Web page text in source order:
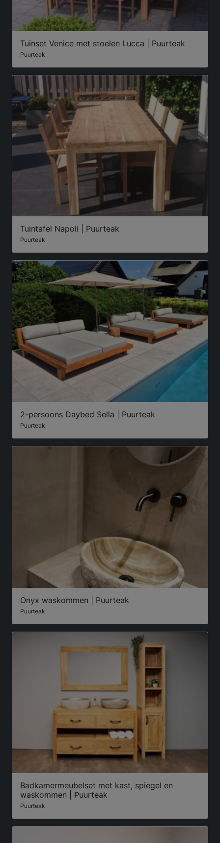
Tuinset Venice met stoelen Lucca | Puurteak
Puurteak
Tuintafel Napoli | Puurteak
Puurteak
2-persoons Daybed Sella | Puurteak
Puurteak
Onyx waskommen | Puurteak
Puurteak
Badkamermeubelset met kast, spiegel en
waskommen | Puurteak
Puurteak